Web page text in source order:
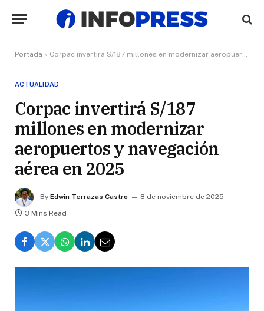
Portada » Corpac invertirá S/187 millones en modernizar aeropuertos y navegación aérea en 2025
ACTUALIDAD
Corpac invertirá S/187
millones en modernizar
aeropuertos y navegación
aérea en 2025
By Edwin Terrazas Castro
8 de noviembre de 2025
3 Mins Read